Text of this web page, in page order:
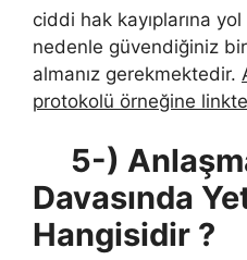
ciddi hak kayıplarına
nedenle güvendiğiniz
almanız gerekmektedir.
protokolü örneğine
5-)
Davasında
Hangisidir ?